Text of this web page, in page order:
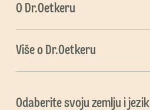
O Dr.Oetkeru
Više o Dr.Oetkeru
Odaberite svoju zemlju i jezik